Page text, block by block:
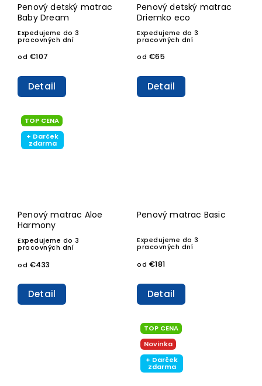
Penový detský matrac
Baby Dream
Expedujeme do 3
pracovných dní
od €107
Detail
Penový detský matrac
Driemko eco
Expedujeme do 3
pracovných dní
od €65
Detail
TOP CENA
+ Darček
zdarma
Penový matrac Aloe
Harmony
Expedujeme do 3
pracovných dní
od €433
Detail
Penový matrac Basic
Expedujeme do 3
pracovných dní
od €181
Detail
TOP CENA
Novinka
+ Darček
zdarma